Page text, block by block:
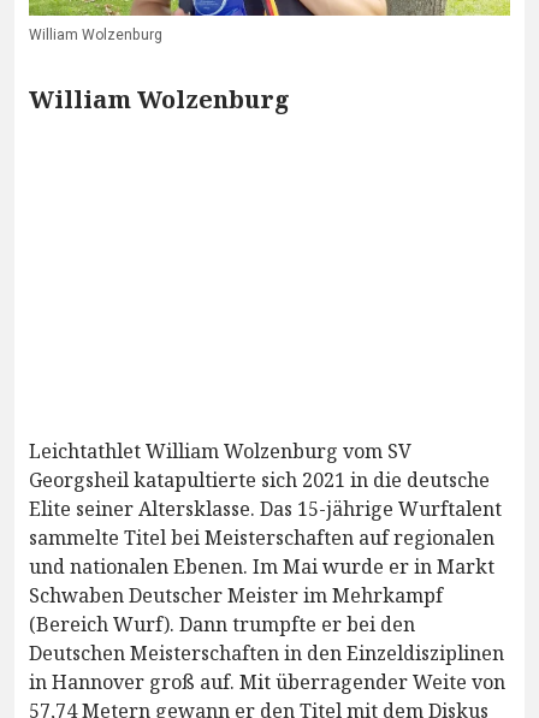
William Wolzenburg
William Wolzenburg
Leichtathlet William Wolzenburg vom SV
Georgsheil katapultierte sich 2021 in die deutsche
Elite seiner Altersklasse. Das 15-jährige Wurftalent
sammelte Titel bei Meisterschaften auf regionalen
und nationalen Ebenen. Im Mai wurde er in Markt
Schwaben Deutscher Meister im Mehrkampf
(Bereich Wurf). Dann trumpfte er bei den
Deutschen Meisterschaften in den Einzeldisziplinen
in Hannover groß auf. Mit überragender Weite von
57,74 Metern gewann er den Titel mit dem Diskus